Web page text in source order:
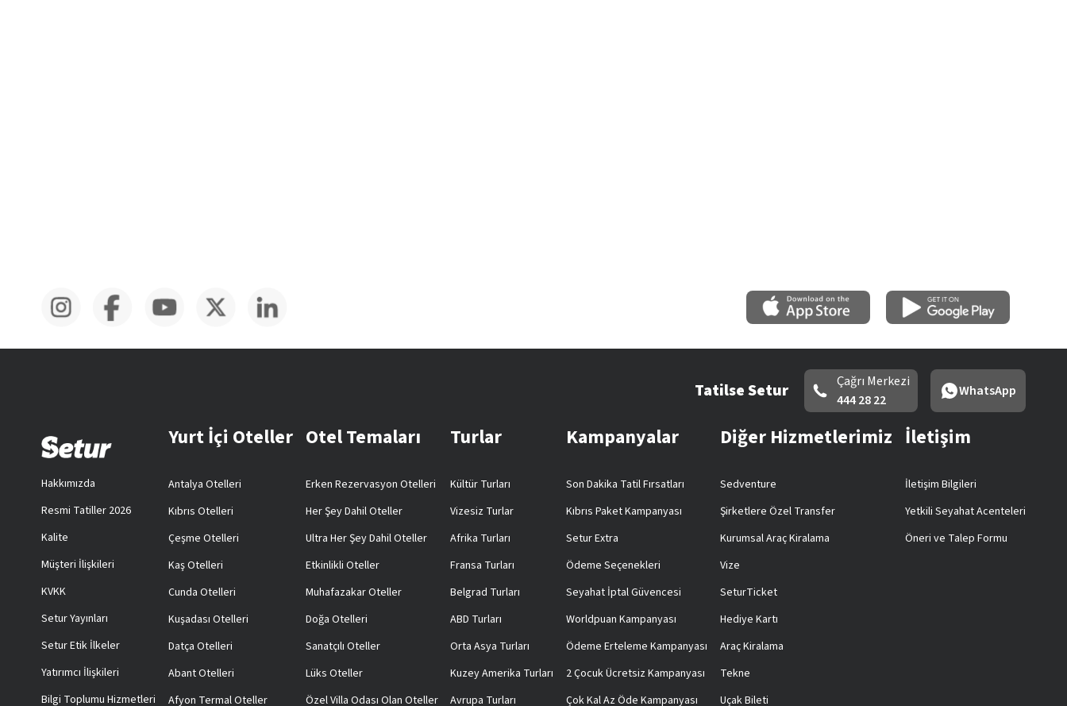
Tatilse Setur
Çağrı Merkezi
444 28 22
WhatsApp
Hakkımızda
Resmi Tatiller 2026
Kalite
Müşteri İlişkileri
KVKK
Setur Yayınları
Setur Etik İlkeler
Yatırımcı İlişkileri
Bilgi Toplumu Hizmetleri
Yurt İçi Oteller
Antalya Otelleri
Kıbrıs Otelleri
Çeşme Otelleri
Kaş Otelleri
Cunda Otelleri
Kuşadası Otelleri
Datça Otelleri
Abant Otelleri
Afyon Termal Oteller
Otel Temaları
Erken Rezervasyon Otelleri
Her Şey Dahil Oteller
Ultra Her Şey Dahil Oteller
Etkinlikli Oteller
Muhafazakar Oteller
Doğa Otelleri
Sanatçılı Oteller
Lüks Oteller
Özel Villa Odası Olan Oteller
Turlar
Kültür Turları
Vizesiz Turlar
Afrika Turları
Fransa Turları
Belgrad Turları
ABD Turları
Orta Asya Turları
Kuzey Amerika Turları
Avrupa Turları
Kampanyalar
Son Dakika Tatil Fırsatları
Kıbrıs Paket Kampanyası
Setur Extra
Ödeme Seçenekleri
Seyahat İptal Güvencesi
Worldpuan Kampanyası
Ödeme Erteleme Kampanyası
2 Çocuk Ücretsiz Kampanyası
Çok Kal Az Öde Kampanyası
Diğer Hizmetlerimiz
Sedventure
Şirketlere Özel Transfer
Kurumsal Araç Kiralama
Vize
SeturTicket
Hediye Kartı
Araç Kiralama
Tekne
Uçak Bileti
İletişim
İletişim Bilgileri
Yetkili Seyahat Acenteleri
Öneri ve Talep Formu